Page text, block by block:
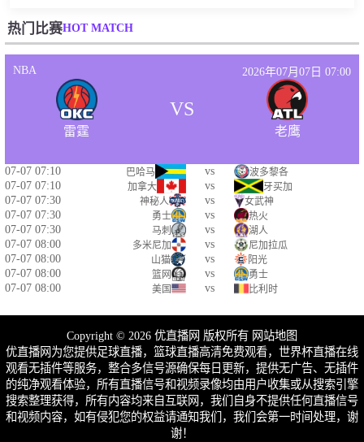
热门比赛HOT MATCH
NBA 2026年07月07日 07:00
雷霆
VS
老鹰
07-07 07:10 巴哈马 vs 波多黎各
07-07 07:10 加拿大 vs 牙买加
07-07 07:30 神秘人 vs 女武神
07-07 07:30 勇士 vs 热火
07-07 07:30 马刺 vs 湖人
07-07 08:00 多米尼加 vs 尼加拉瓜
07-07 08:00 山猫 vs 阳光
07-07 08:00 篮网 vs 勇士
07-07 08:00 美国 vs 比利时
Copyright © 2026 优直播网 版权所有 网站地图
优直播网为您提供足球直播，篮球直播高清免费观看，世界杯直播在线
观看无插件等服务，整合多信号源确保每日更新，提供无广告、无插件
的纯净观看体验，所有直播信号和视频录像均由用户收集或从搜索引擎
搜索整理获得，所有内容均来自互联网，我们自身不提供任何直播信号
和视频内容，如有侵犯您的权益请通知我们，我们会第一时间处理，谢
谢！